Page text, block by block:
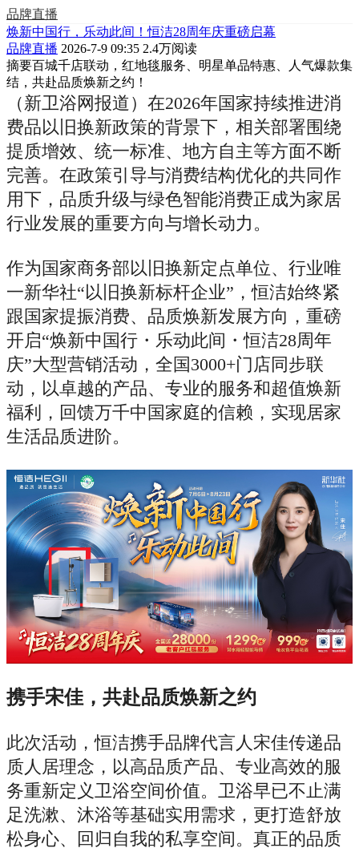
品牌直播
焕新中国行，乐动此间！恒洁28周年庆重磅启幕
品牌直播 2026-7-9 09:35 2.4万阅读
摘要百城千店联动，红地毯服务、明星单品特惠、人气爆款集
结，共赴品质焕新之约！
（新卫浴网报道）在2026年国家持续推进消
费品以旧换新政策的背景下，相关部署围绕
提质增效、统一标准、地方自主等方面不断
完善。在政策引导与消费结构优化的共同作
用下，品质升级与绿色智能消费正成为家居
行业发展的重要方向与增长动力。
作为国家商务部以旧换新定点单位、行业唯
一新华社“以旧换新标杆企业”，恒洁始终紧
跟国家提振消费、品质焕新发展方向，重磅
开启“焕新中国行・乐动此间・恒洁28周年
庆”大型营销活动，全国3000+门店同步联
动，以卓越的产品、专业的服务和超值焕新
福利，回馈万千中国家庭的信赖，实现居家
生活品质进阶。
携手宋佳，共赴品质焕新之约
此次活动，恒洁携手品牌代言人宋佳传递品
质人居理念，以高品质产品、专业高效的服
务重新定义卫浴空间价值。卫浴早已不止满
足洗漱、沐浴等基础实用需求，更打造舒放
松身心、回归自我的私享空间。真正的品质